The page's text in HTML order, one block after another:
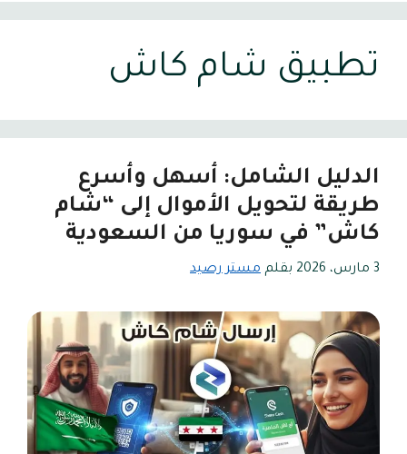
تطبيق شام كاش
الدليل الشامل: أسهل وأسرع
طريقة لتحويل الأموال إلى “شام
كاش” في سوريا من السعودية
3 مارس، 2026 بقلم مستر رصيد